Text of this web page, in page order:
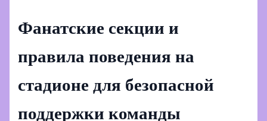
Фанатские секции и
правила поведения на
стадионе для безопасной
поддержки команды